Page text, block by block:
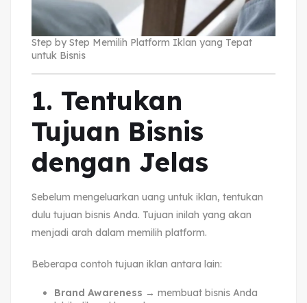
Step by Step Memilih Platform Iklan yang Tepat
untuk Bisnis
1. Tentukan
Tujuan Bisnis
dengan Jelas
Sebelum mengeluarkan uang untuk iklan, tentukan
dulu tujuan bisnis Anda. Tujuan inilah yang akan
menjadi arah dalam memilih platform.
Beberapa contoh tujuan iklan antara lain:
Brand Awareness → membuat bisnis Anda